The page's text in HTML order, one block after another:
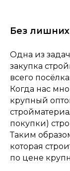
Без лишних
Одна из
закупка
всего посёлка.
Когда нас
крупный
покупки)
Таким
которая
по цене